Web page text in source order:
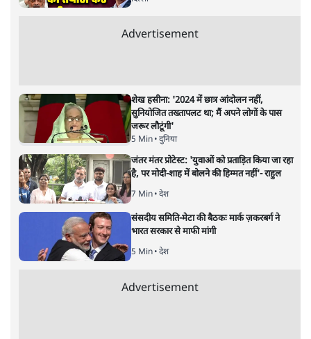
यह बजट नीतिगत नतीजों से ज़्यादा घोषणाओं पर टिका क्यों दिखता
है? आंकड़ों, ज़मीनी हकीकत और वादों के बीच घोषणा-प्रधान बजट
की आलोचनात्मक पड़ताल।
केंद्रीय वित्तमंत्री निर्मला सीतारमण द्वारासंसद में प्रस्तुत साल
2026—27 का केंद्रीय बजट बीजेपी और प्रधानमंत्री नरेंद्र मोदी
द्वारा साल 2014 में जारी घोषणा पत्र की तरह वायदों का पुलिंदा
है। बजट में अधिकांश योजनाओं का साल—दो साल में तो